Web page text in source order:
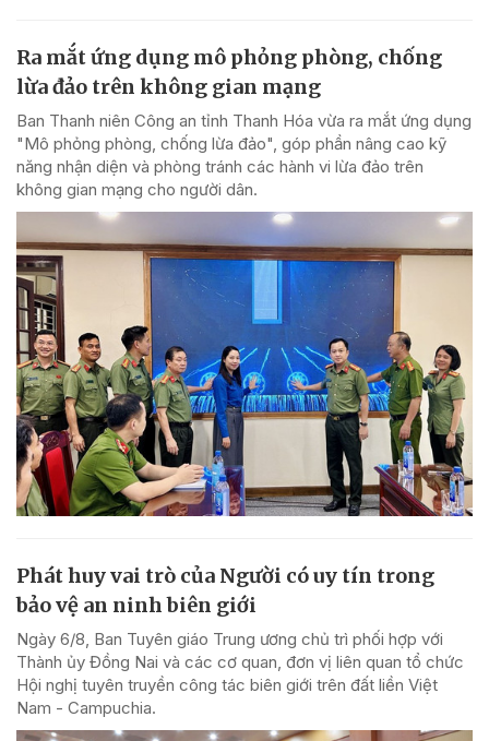
Ra mắt ứng dụng mô phỏng phòng, chống
lừa đảo trên không gian mạng
Ban Thanh niên Công an tỉnh Thanh Hóa vừa ra mắt ứng dụng
"Mô phỏng phòng, chống lừa đảo", góp phần nâng cao kỹ
năng nhận diện và phòng tránh các hành vi lừa đảo trên
không gian mạng cho người dân.
Phát huy vai trò của Người có uy tín trong
bảo vệ an ninh biên giới
Ngày 6/8, Ban Tuyên giáo Trung ương chủ trì phối hợp với
Thành ủy Đồng Nai và các cơ quan, đơn vị liên quan tổ chức
Hội nghị tuyên truyền công tác biên giới trên đất liền Việt
Nam - Campuchia.